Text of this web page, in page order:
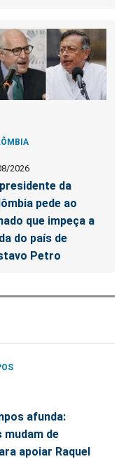
2026
da
pede ao
que impeça a
do país de
Petro
afunda:
de
apoiar Raquel